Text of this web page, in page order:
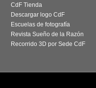
CdF Tienda
Descargar logo CdF
Escuelas de fotografía
Revista Sueño de la Razón
Recorrido 3D por Sede CdF